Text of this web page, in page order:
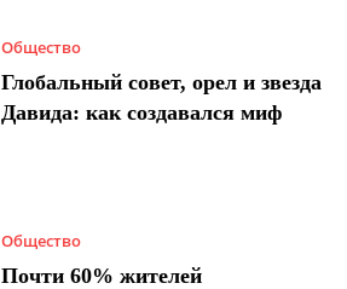
Общество
Глобальный совет, орел и звезда
Давида: как создавался миф
Общество
Почти 60% жителей